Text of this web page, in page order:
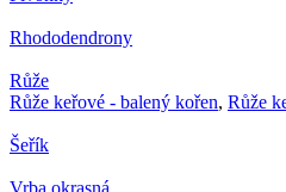
Rhododendrony
Růže
Růže keřové - balený kořen, Růže
Šeřík
Vrba okrasná